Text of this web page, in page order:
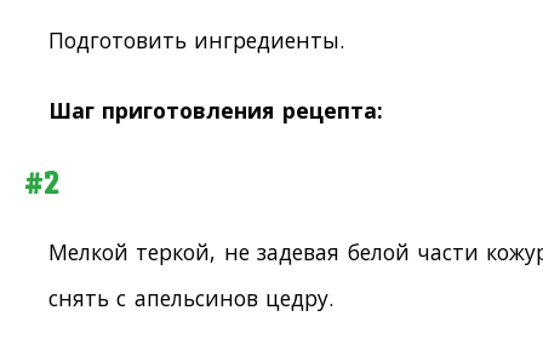
Подготовить ингредиенты.
Шаг приготовления рецепта:
#2
Мелкой теркой, не задевая белой части
снять с апельсинов цедру.